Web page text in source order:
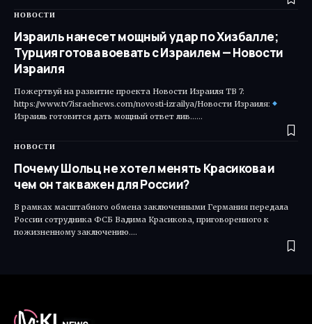
НОВОСТИ
Израиль нанесет мощный удар по Хизбалле;
Турция готова воевать с Израилем — Новости
Израиля
Пожертвуй на развитие проекта Новости Израиля ТВ 7:
https://www.tv7israelnews.com/novosti-izrailya/Новости Израиля:
Израиль готовится дать мощный ответ лив...…
НОВОСТИ
Почему Шольц не хотел менять Красикова и
чем он так важен для России?
В рамках масштабного обмена заключенными Германия передала
России сотрудника ФСБ Вадима Красикова, приговоренного к
пожизненному заключению.…